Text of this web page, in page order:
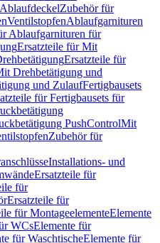
Zubehör für
VentilstopfenAblaufgarnituren
Ablaufgarnituren für
Ersatzteile für Mit
Ersatzteile für
Drehbetätigung und
und ZulaufFertigbausets
für Fertigbausets für
PushControlMit
Zubehör für
Installations- und
Ersatzteile für
für
Ersatzteile für
für MontageelementeElemente
WCsElemente für
für WaschtischeElemente für